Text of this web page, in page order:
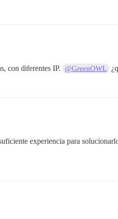
con diferentes IP. @GreenOWL
experiencia para